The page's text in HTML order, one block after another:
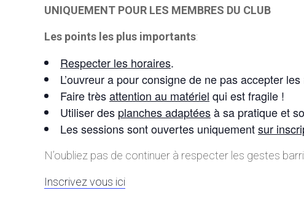
UNIQUEMENT POUR LES MEMBRES DU CLUB
Les points les plus importants:
Respecter les horaires.
L’ouvreur a pour consigne de ne pas accepter
Faire trèsattention au matériel qui est fragile !
Utiliser des planches adaptéesà sa pratique et
Les sessions sont ouvertes uniquementsur
N’oubliez pas de continuer à respecter les gestes
Inscrivez vous ici